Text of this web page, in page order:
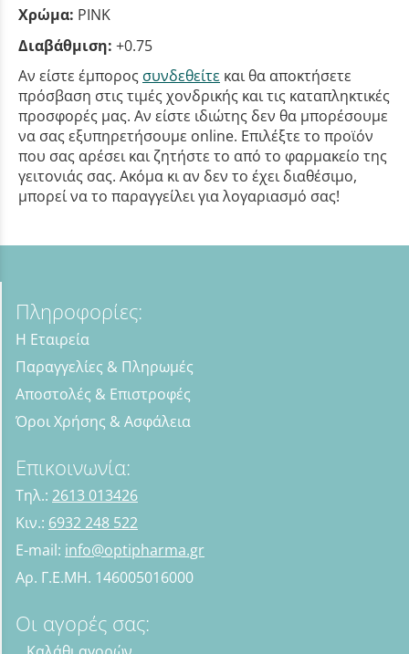
Χρώμα: PINK
Διαβάθμιση: +0.75
Αν είστε έμπορος συνδεθείτε και θα αποκτήσετε
πρόσβαση στις τιμές χονδρικής και τις καταπληκτικές
προσφορές μας. Αν είστε ιδιώτης δεν θα μπορέσουμε
να σας εξυπηρετήσουμε online. Επιλέξτε το προϊόν
που σας αρέσει και ζητήστε το από το φαρμακείο της
γειτονιάς σας. Ακόμα κι αν δεν το έχει διαθέσιμο,
μπορεί να το παραγγείλει για λογαριασμό σας!
Πληροφορίες:
Η Εταιρεία
Παραγγελίες & Πληρωμές
Αποστολές & Επιστροφές
Όροι Χρήσης & Ασφάλεια
Επικοινωνία:
Τηλ.: 2613 013426
Κιν.: 6932 248 522
E-mail: info@optipharma.gr
Αρ. Γ.Ε.ΜΗ. 146005016000
Οι αγορές σας: